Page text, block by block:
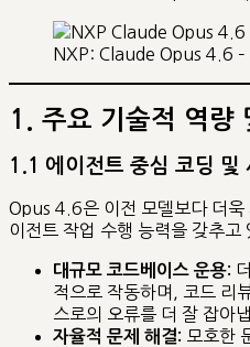
NXP: Claude Opus 4.6
1. 주요 기술적 역량
1.1 에이전트 중심 코딩 및
Opus 4.6은 이전 모델보다 더욱
이전트 작업 수행 능력을 갖추고
대규모 코드베이스 운용:
적으로 작동하며, 코드 리
스로의 오류를 더 잘 잡아
자율적 문제 해결: 모호한